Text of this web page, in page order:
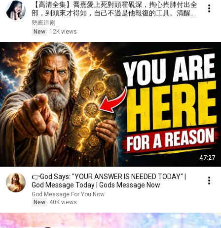
【高清全集】喬熹愛上死對頭霍硯深，掏心掏肺付出全
部，到頭來才得知，自己不過是他報復的工具。清醒的
她果斷抽身。霍硯深終於看清自己的真心，放下一身驕
傲，開啓瘋狂追妻火葬場模式！#情感 #都市 #drama
鹅酱追剧
New
12K views
47:27
👉God Says: "YOUR ANSWER IS NEEDED TODAY" |
God Message Today | Gods Message Now
God Message For You Now
New
40K views